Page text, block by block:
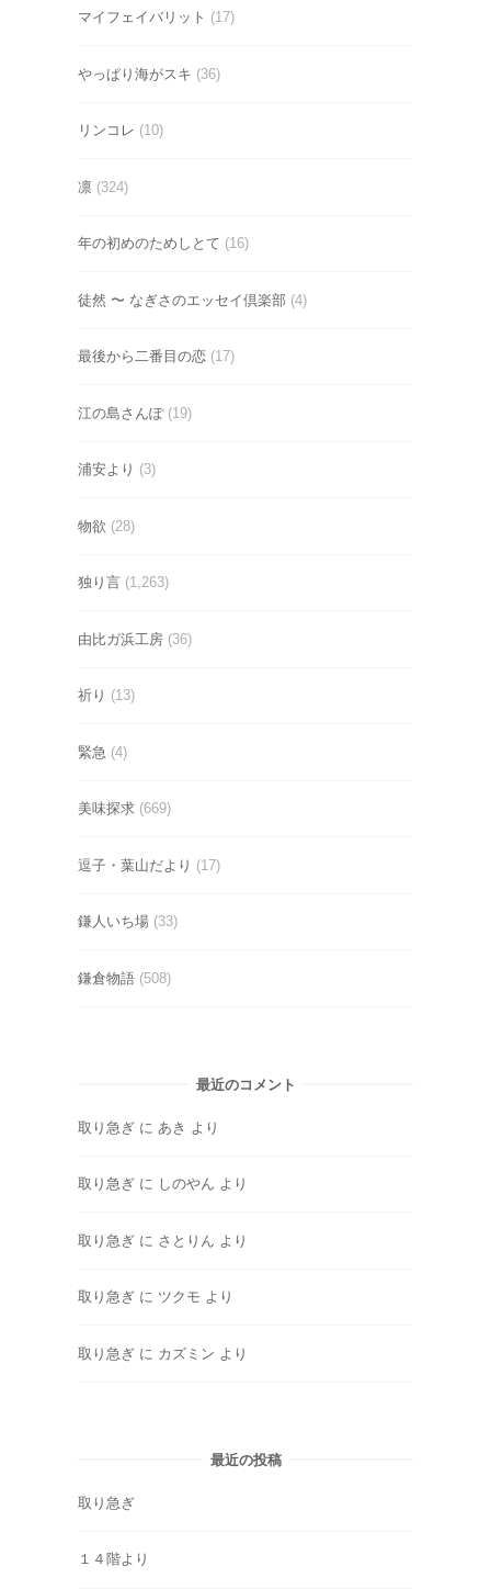
マイフェイバリット (17)
やっぱり海がスキ (36)
リンコレ (10)
凛 (324)
年の初めのためしとて (16)
徒然 〜 なぎさのエッセイ倶楽部 (4)
最後から二番目の恋 (17)
江の島さんぽ(19)
浦安より (3)
物欲 (28)
独り言 (1,263)
由比ガ浜工房 (36)
祈り (13)
緊急 (4)
美味探求 (669)
逗子・葉山だより (17)
鎌人いち場 (33)
鎌倉物語 (508)
最近のコメント
取り急ぎ に あき より
取り急ぎ に しのやん より
取り急ぎ に さとりん より
取り急ぎ に ツクモ より
取り急ぎ に カズミン より
最近の投稿
取り急ぎ
１４階より